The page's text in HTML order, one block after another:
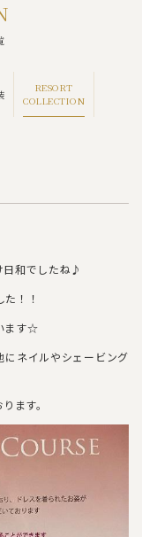
RESORT
COLLECTION
日和でしたね♪
！！
ます☆
にネイルやシェービング
ます。